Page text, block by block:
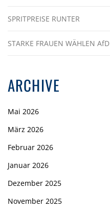
SPRITPREISE RUNTER
STARKE FRAUEN WÄHLEN AfD
ARCHIVE
Mai 2026
März 2026
Februar 2026
Januar 2026
Dezember 2025
November 2025